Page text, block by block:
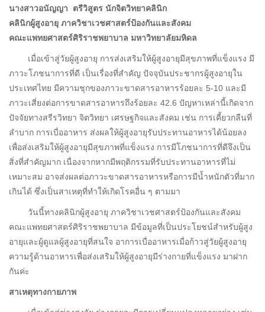
นางสาวอนัญญา ตรีวิสูตร นักจิตวิทยาคลินิก
คลินิกผู้สูงอายุ ภาควิชาเวชศาสตร์ป้องกันและสังคม
คณะแพทยศาสตร์ศิริราชพยาบาล มหาวิทยาลัยมหิดล
เมื่อเข้าสู่วัยผู้สูงอายุ การส่งเสริมให้ผู้สูงอายุมีสุขภาพที่แข็งแรง มี
ภาวะโภชนาการที่ดี เป็นเรื่องที่สำคัญ ปัจจุบันประชากรผู้สูงอายุใน
ประเทศไทย มีความชุกของภาวะขาดสารอาหารร้อยละ 5-10 และมี
ภาวะเสี่ยงต่อการขาดสารอาหารถึงร้อยละ 42.6 ปัญหาเหล่านี้เกิดจาก
ปัจจัยทางสรีรวิทยา จิตวิทยา เศรษฐกิจและสังคม เช่น การเคี้ยวกลืนที่
ลำบาก การเบื่ออาหาร ส่งผลให้ผู้สูงอายุรับประทานอาหารได้น้อยลง
เพื่อส่งเสริมให้ผู้สูงอายุมีสุขภาพที่แข็งแรง การมีโภชนาการที่ดีจึงเป็น
สิ่งที่สำคัญมาก เนื่องจากหากมีพฤติกรรมที่รับประทานอาหารที่ไม่
เหมาะสม อาจส่งผลต่อภาวะขาดสารอาหารหรือการมีน้ำหนักตัวที่มาก
เกินได้ ซึ่งเป็นสาเหตุที่ทำให้เกิดโรคอื่น ๆ ตามมา
วันนี้ทางคลินิกผู้สูงอายุ ภาควิชาเวชศาสตร์ป้องกันและสังคม
คณะแพทยศาสตร์ศิริราชพยาบาล มีข้อมูลที่เป็นประโยชน์สำหรับผู้สูง
อายุและผู้ดูแลผู้สูงอายุที่สนใจ อาการเบื่ออาหารเมื่อก้าวสู่วัยผู้สูงอายุ
ความรู้ด้านอาหารเพื่อส่งเสริมให้ผู้สูงอายุมีร่างกายที่แข็งแรง มาฝาก
กันค่ะ
สาเหตุทางกายภาพ